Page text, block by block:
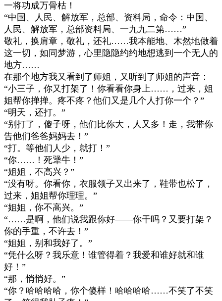
一将功成万骨枯！
“中国、人民、解放军，总部、资料局，命令：中国、
人民、解放军，总部资料局、一九九二第……”
敬礼，换肩章，敬礼，还礼……我本能地、木然地做着
这一切，如同梦游，心里隐隐约约地想逃到一个无人的
地方……
在那个地方我又看到了师姐，又听到了师姐的声音：
“小三子，你又打架了！你看看你身上…… ，过来，姐
姐帮你掸掸。疼不疼？他们又是几个人打你一个？ ”
“明天，还打。 ”
“别打了，傻子呀，他们比你大，人又多！走，我带你
告他们爸爸妈妈去！ ”
“打。等他们人少，就打！ ”
“你…… ！死犟牛！ ”
“姐姐，不高兴？ ”
“没有呀。你看你，衣服领子又出来了，鞋带也松了，
过来，姐姐帮你理理。 ”
“姐姐，你不高兴。 ”
“……是啊，他们说我跟你好——你干吗？又要打架？
你的手重，不许去！ ”
“姐姐，别和我好了。 ”
“凭什么呀？我乐意！谁管得着？我爱和谁好就和谁
好！ ”
“那，悄悄好。 ”
“你？哈哈哈哈，你个傻样！哈哈哈哈……不笑了不笑